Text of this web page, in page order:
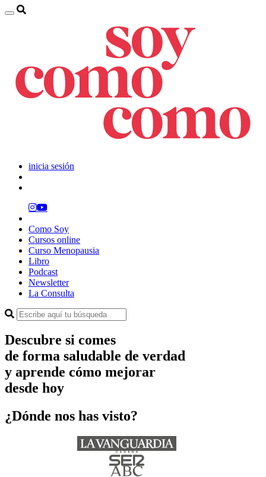
inicia sesión
Como Soy
Cursos online
Curso Menopausia
Libro
Podcast
Newsletter
La Consulta
Descubre si comes
de forma saludable de verdad
y aprende cómo mejorar
desde hoy
¿Dónde nos has visto?